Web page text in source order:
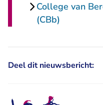
College van
(CBb)
Deel dit nieuwsbericht: